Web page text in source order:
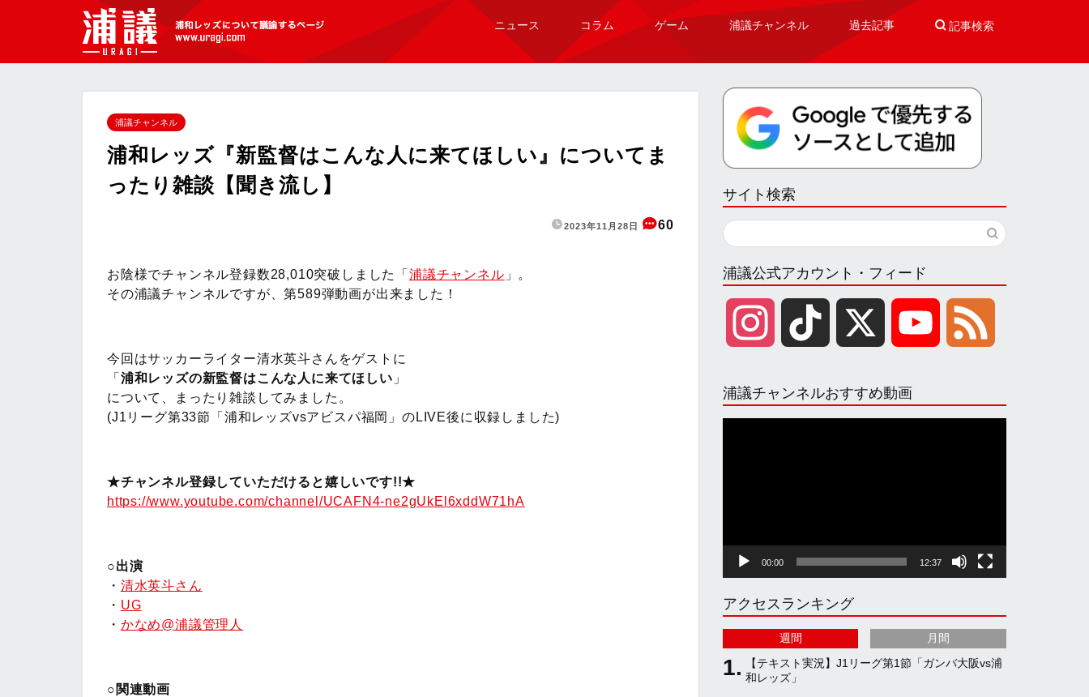
[浦議]浦和レッズについて議論するペ
ニュース コラム ゲーム 浦議チャンネル 過去記事  記事検索
浦議チャンネル
浦和レッズ『新監督はこんな人に来てほしい』についてま
ったり雑談【聞き流し】
2023年11月28日 60
お陰様でチャンネル登録数28,010突破しました「 浦議チャンネル 」。
その浦議チャンネルですが、第589弾動画が出来ました！
今回はサッカーライター清水英斗さんをゲストに
「 浦和レッズの新監督はこんな人に来てほしい 」
について、まったり雑談してみました。
(J1リーグ第33節「浦和レッズvsアビスパ福岡」のLIVE後に収録しました)
★チャンネル登録していただけると嬉しいです!!★
https://www.youtube.com/channel/UCAFN4-ne2gUkEl6xddW71hA
○出演
・ 清水英斗さん
・ UG
・ かなめ@浦議管理人
○関連動画
サイト検索
浦議公式アカウント・フィード
s
g
r
a
k
k
u
b
e
C
e
浦議チャンネルおすすめ動画
00:00 12:37
アクセスランキング
週間 月間
【テキスト実況】J1リーグ第1節「ガンバ大阪vs浦
和レッズ」